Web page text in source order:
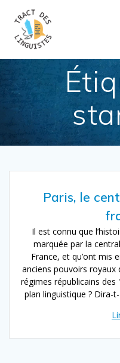
Paris, le
Il est connu que
marquée par la
France, et qu’ont mis
anciens pouvoirs royaux
régimes républicains des
plan linguistique ? Dira-